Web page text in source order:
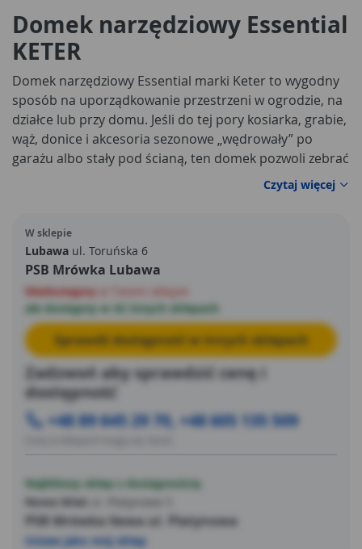
Domek narzędziowy Essential
KETER
Domek narzędziowy Essential marki Keter to wygodny
sposób na uporządkowanie przestrzeni w ogrodzie, na
działce lub przy domu. Jeśli do tej pory kosiarka, grabie,
wąż, donice i akcesoria sezonowe „wędrowały” po
garażu albo stały pod ścianą, ten domek pozwoli zebrać
wszystko w jednym miejscu i zabezpieczyć przed
warunkami atmosferycznymi. Dzięki kompaktowym, a
cm bez trudu ustawisz go nawet na mniejszej posesji,
tworząc praktyczny schowek na co dzień. Jego
stonowana kolorystyka czerni i bieli dobrze wygląda w
otoczeniu nowoczesnych tarasów, jak i w klasycznym
ogrodzie, nie dominując aranżacji.
Czytaj więcej
W sklepie
Lubawa ul. Toruńska 6
PSB Mrówka Lubawa
Niedostępny
ale dostępny w 42 innych sklepach
Sprawdź dostępność w innych sklepach
Zadzwoń aby sprawdzić cenę i
dostępność
+48 89 645 29 70, +48 605 135 509
Najbliższy sklep z dostępnością
Nowa Wieś
PSB Mrówka Iława ul. Platynowa
Ustaw jako mój sklep